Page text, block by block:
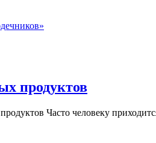
продуктовНазвана
самых
Часто человеку